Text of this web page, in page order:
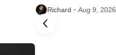
Richard・ Aug 9, 2026